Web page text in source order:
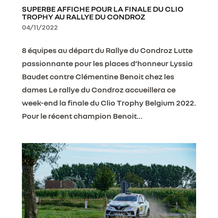
SUPERBE AFFICHE POUR LA FINALE DU CLIO
TROPHY AU RALLYE DU CONDROZ
04/11/2022
8 équipes au départ du Rallye du Condroz Lutte
passionnante pour les places d’honneur Lyssia
Baudet contre Clémentine Benoit chez les
dames Le rallye du Condroz accueillera ce
week-end la finale du Clio Trophy Belgium 2022.
Pour le récent champion Benoit...